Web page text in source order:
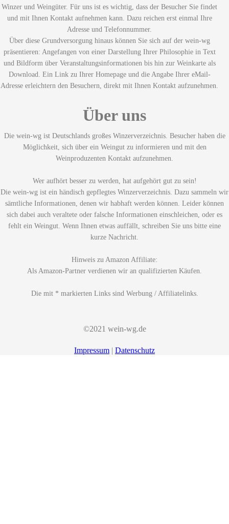
Winzer und Weingüter. Für uns ist es wichtig, dass der Besucher Sie findet
und mit Ihnen Kontakt aufnehmen kann. Dazu reichen erst einmal Ihre
Adresse und Telefonnummer.
Über diese Grundversorgung hinaus können Sie sich auf der wein-wg
präsentieren: Angefangen von einer Darstellung Ihrer Philosophie in Text
und Bildform über Veranstaltungsinformationen bis hin zur Weinkarte als
Download. Ein Link zu Ihrer Homepage und die Angabe Ihrer eMail-
Adresse erleichtern den Besuchern, direkt mit Ihnen Kontakt aufzunehmen.
Über uns
Die wein-wg ist Deutschlands großes Winzerverzeichnis. Besucher haben die
Möglichkeit, sich über ein Weingut zu informieren und mit den
Weinproduzenten Kontakt aufzunehmen.
Wer aufhört besser zu werden, hat aufgehört gut zu sein!
Die wein-wg ist ein händisch gepflegtes Winzerverzeichnis. Dazu sammeln wir
sämtliche Informationen, denen wir habhaft werden können. Leider können
sich dabei auch veraltete oder falsche Informationen einschleichen, oder es
fehlt ein Weingut. Wenn Ihnen etwas auffällt, schreiben Sie uns bitte eine
kurze Nachricht.
Hinweis zu Amazon Affiliate:
Als Amazon-Partner verdienen wir an qualifizierten Käufen.
Die mit * markierten Links sind Werbung / Affiliatelinks.
©2021 wein-wg.de
Impressum | Datenschutz